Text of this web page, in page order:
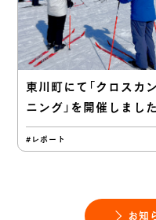
東川町にて「クロスカ
ニング」を開催しました
#レポート
お知